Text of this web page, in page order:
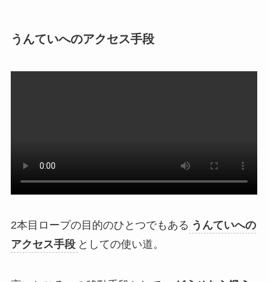
うんていへのアクセス手段
2本目ロープの目的のひとつでもある うんていへの
アクセス手段 としての使い道。